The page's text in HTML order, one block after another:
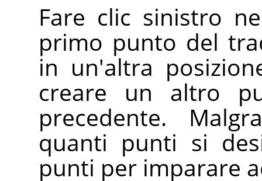
Fare clic sinistro
primo punto del
in un'altra
creare un altro
precedente.
quanti punti si
punti per imparare